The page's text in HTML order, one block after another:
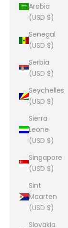
Arabia
(USD $)
Senegal
(USD $)
Serbia
(USD $)
Seychelles
(USD $)
Sierra
Leone
(USD $)
Singapore
(USD $)
Sint
Maarten
(USD $)
Slovakia